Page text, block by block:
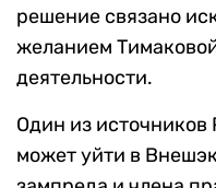
решение связано
желанием
деятельности.
Один из источников
может уйти в